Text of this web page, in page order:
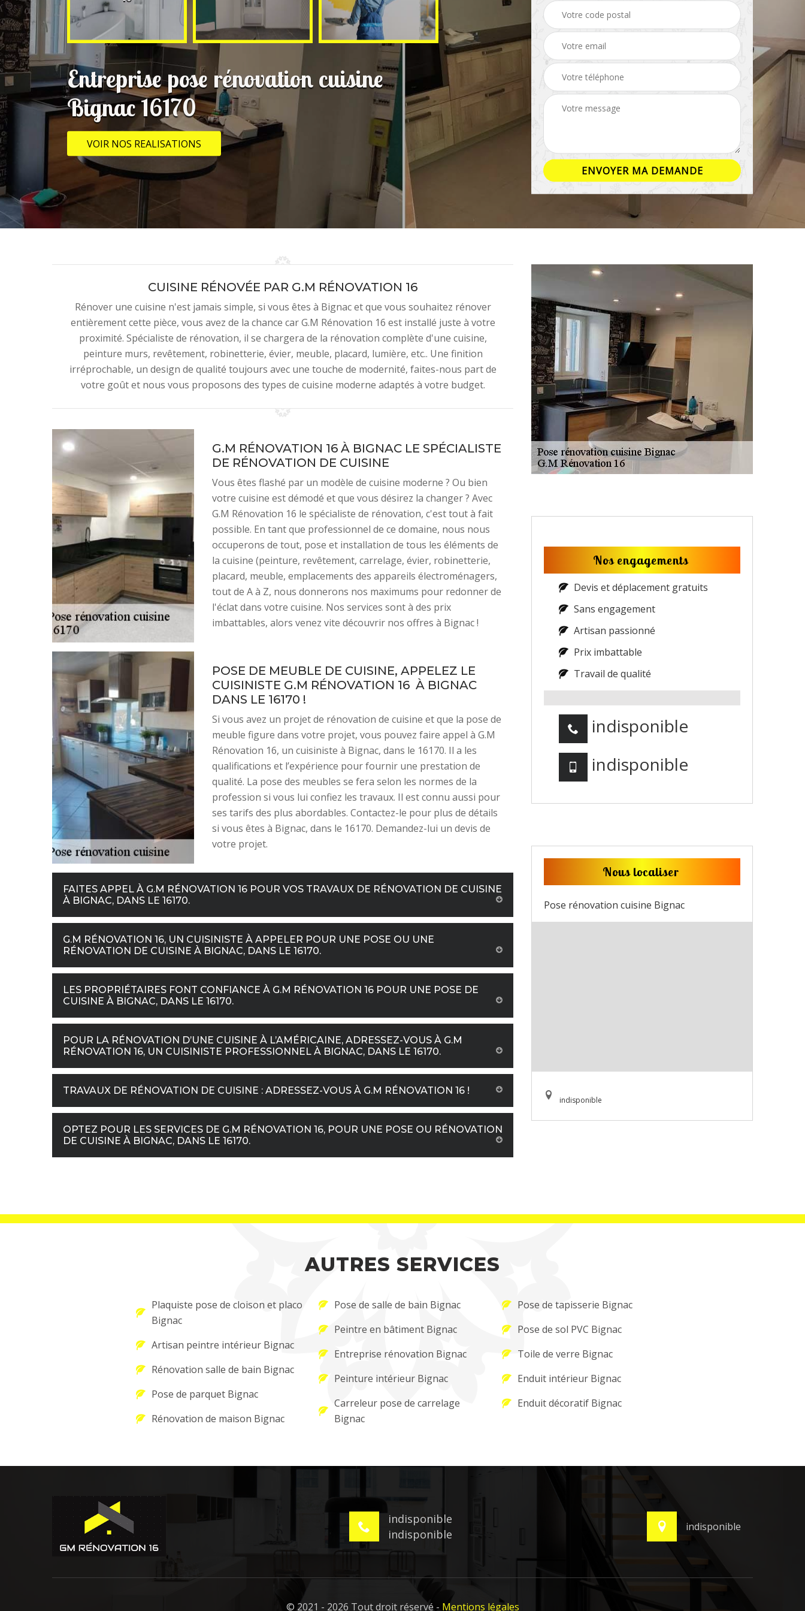
Entreprise pose rénovation cuisine
Bignac 16170
VOIR NOS REALISATIONS
CUISINE RÉNOVÉE PAR G.M RÉNOVATION 16
Rénover une cuisine n'est jamais simple, si vous êtes à Bignac et que vous souhaitez rénover
entièrement cette pièce, vous avez de la chance car G.M Rénovation 16 est installé juste à votre
proximité. Spécialiste de rénovation, il se chargera de la rénovation complète d'une cuisine,
peinture murs, revêtement, robinetterie, évier, meuble, placard, lumière, etc.. Une finition
irréprochable, un design de qualité toujours avec une touche de modernité, faites-nous part de
votre goût et nous vous proposons des types de cuisine moderne adaptés à votre budget.
G.M RÉNOVATION 16 À BIGNAC LE SPÉCIALISTE
DE RÉNOVATION DE CUISINE
Vous êtes flashé par un modèle de cuisine moderne ? Ou bien
votre cuisine est démodé et que vous désirez la changer ? Avec
G.M Rénovation 16 le spécialiste de rénovation, c'est tout à fait
possible. En tant que professionnel de ce domaine, nous nous
occuperons de tout, pose et installation de tous les éléments de
la cuisine (peinture, revêtement, carrelage, évier, robinetterie,
placard, meuble, emplacements des appareils électroménagers,
tout de A à Z, nous donnerons nos maximums pour redonner de
l'éclat dans votre cuisine. Nos services sont à des prix
imbattables, alors venez vite découvrir nos offres à Bignac !
POSE DE MEUBLE DE CUISINE, APPELEZ LE
CUISINISTE G.M RÉNOVATION 16 À BIGNAC
DANS LE 16170 !
Si vous avez un projet de rénovation de cuisine et que la pose de
meuble figure dans votre projet, vous pouvez faire appel à G.M
Rénovation 16, un cuisiniste à Bignac, dans le 16170. Il a les
qualifications et l’expérience pour fournir une prestation de
qualité. La pose des meubles se fera selon les normes de la
profession si vous lui confiez les travaux. Il est connu aussi pour
ses tarifs des plus abordables. Contactez-le pour plus de détails
si vous êtes à Bignac, dans le 16170. Demandez-lui un devis de
votre projet.
FAITES APPEL À G.M RÉNOVATION 16 POUR VOS TRAVAUX DE RÉNOVATION DE CUISINE
À BIGNAC, DANS LE 16170.
G.M RÉNOVATION 16, UN CUISINISTE À APPELER POUR UNE POSE OU UNE
RÉNOVATION DE CUISINE À BIGNAC, DANS LE 16170.
LES PROPRIÉTAIRES FONT CONFIANCE À G.M RÉNOVATION 16 POUR UNE POSE DE
CUISINE À BIGNAC, DANS LE 16170.
POUR LA RÉNOVATION D’UNE CUISINE À L’AMÉRICAINE, ADRESSEZ-VOUS À G.M
RÉNOVATION 16, UN CUISINISTE PROFESSIONNEL À BIGNAC, DANS LE 16170.
TRAVAUX DE RÉNOVATION DE CUISINE : ADRESSEZ-VOUS À G.M RÉNOVATION 16 !
OPTEZ POUR LES SERVICES DE G.M RÉNOVATION 16, POUR UNE POSE OU RÉNOVATION
DE CUISINE À BIGNAC, DANS LE 16170.
Nos engagements
Devis et déplacement gratuits
Sans engagement
Artisan passionné
Prix imbattable
Travail de qualité
indisponible
indisponible
Nous localiser
Pose rénovation cuisine Bignac
indisponible
AUTRES SERVICES
Plaquiste pose de cloison et placo
Bignac
Artisan peintre intérieur Bignac
Rénovation salle de bain Bignac
Pose de parquet Bignac
Rénovation de maison Bignac
Pose de salle de bain Bignac
Peintre en bâtiment Bignac
Entreprise rénovation Bignac
Peinture intérieur Bignac
Carreleur pose de carrelage
Bignac
Pose de tapisserie Bignac
Pose de sol PVC Bignac
Toile de verre Bignac
Enduit intérieur Bignac
Enduit décoratif Bignac
indisponible
indisponible
indisponible
© 2021 - 2026 Tout droit réservé - Mentions légales